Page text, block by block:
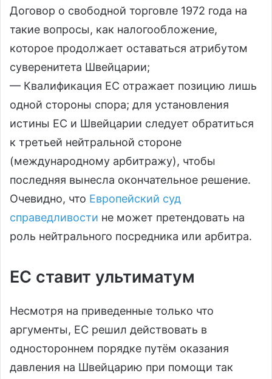
Договор о свободной торговле 1972 года на
такие вопросы, как налогообложение,
которое продолжает оставаться атрибутом
суверенитета Швейцарии;
— Квалификация ЕС отражает позицию лишь
одной стороны спора; для установления
истины ЕС и Швейцарии следует обратиться
к третьей нейтральной стороне
(международному арбитражу), чтобы
последняя вынесла окончательное решение.
Очевидно, что Европейский суд
справедливости не может претендовать на
роль нейтрального посредника или арбитра.
ЕС ставит ультиматум
Несмотря на приведенные только что
аргументы, ЕС решил действовать в
одностороннем порядке путём оказания
давления на Швейцарию при помощи так